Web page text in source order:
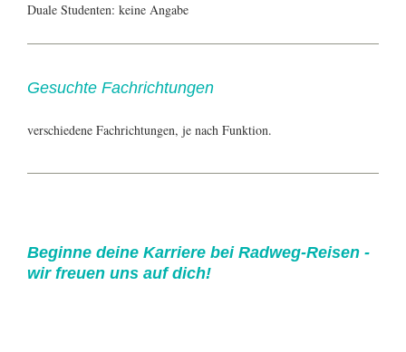
Duale Studenten: keine Angabe
Gesuchte Fachrichtungen
verschiedene Fachrichtungen, je nach Funktion.
Beginne deine Karriere bei Radweg-Reisen -
wir freuen uns auf dich!